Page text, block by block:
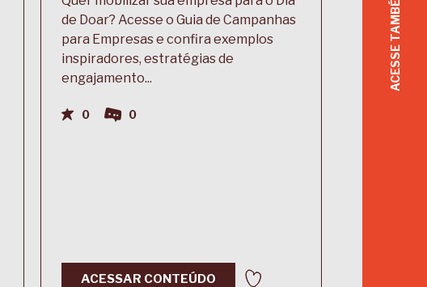
de Doar? Acesse o Guia de Campanhas
para Empresas e confira exemplos
inspiradores, estratégias de
engajamento...
0 0
ACESSAR CONTEÚDO